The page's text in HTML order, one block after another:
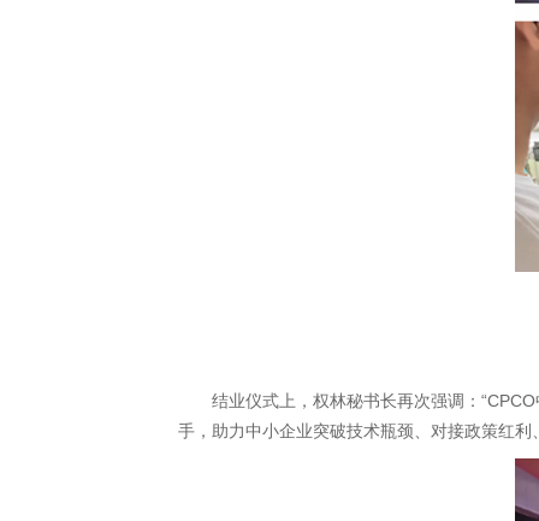
结业仪式上，权林秘书长再次强调：
手，助力中小企业突破技术瓶颈、对接政策红利